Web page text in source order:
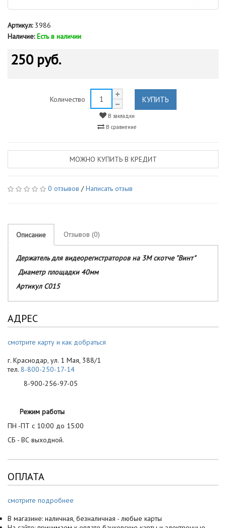
Артикул:3986
Наличие: Есть в наличии
250 руб.
Количество КУПИТЬ
В закладки
В сравнение
МОЖНО КУПИТЬ В КРЕДИТ
0 отзывов /Написать отзыв
Описание Отзывов (0)
Держатель для видеорегистраторов на 3M скотче "Винт"
Диаметр площадки 40мм
Артикул C015
АДРЕС
смотрите карту и как добраться
г. Краснодар, ул. 1 Мая, 388/1
тел. 8-800-250-17-14
8-900-256-97-05
Режим работы
ПН -ПТ с 10:00 до 15:00
СБ - ВС выходной.
ОПЛАТА
смотрите подробнее
В магазине: наличная, безналичная - любые карты